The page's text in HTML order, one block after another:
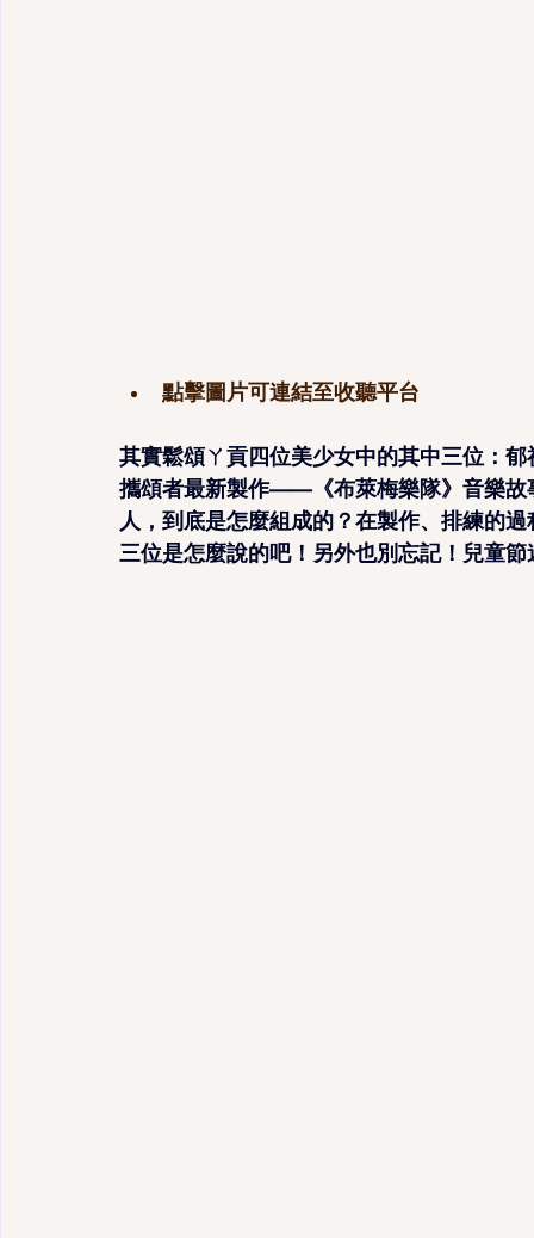
點擊圖片可連結至收聽平台
其實鬆頌ㄚ貢四位美少女中的其中三位：
攜頌者最新製作——《布萊梅樂隊》音樂故
人，到底是怎麼組成的？在製作、排練的
三位是怎麼說的吧！另外也別忘記！兒童